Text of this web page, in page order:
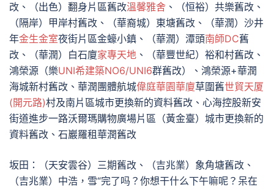
改、（出色）翻身片區舊改溫馨雅舍 、（恒裕）共樂舊改、
（隔岸）甲岸村舊改、（華裔城）東塘舊改、（華潤）沙井
年金生金室夜街片區金蠔小鎮、（華潤）潭頭南師DC舊
改、（華潤）白石廈家專天地 、（華豐世紀）裕和村舊改、
鴻榮源（樂UNI希建築NO6/UNI6群舊改）、鴻榮源+華潤
海城新村舊改、華潤團體航城偉庭華園華廈草圍舊世貿天厦
(開元路)村及南片區城市更換新的資料舊改、心海控股新安
街道進步一路沃爾瑪購物廣場片區（黃金臺）城市更換新的
資料舊改、石巖羅租華潤舊改
坂田：（天安雲谷）三期舊改、（吉兆業）象角塘舊改、
（吉兆業）中浩，雪“完了吗？你想干什么下午嘛呢？呆在